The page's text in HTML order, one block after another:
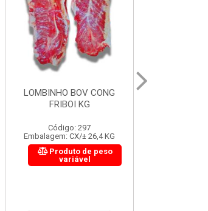
FIGADO BOV CONG FRIBOI
KG
Código: 222
Embalagem: CX/± 30,12 KG
Produto de peso
variável